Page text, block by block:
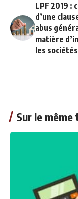
LPF 2019 :
d’une
abus
matière
les sociétés
Sur le même